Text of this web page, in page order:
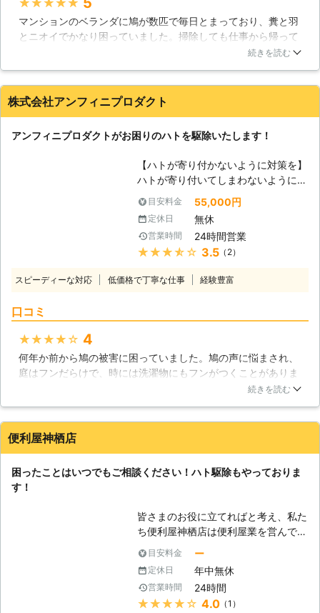
う声が特に多いのが、糞による害で
す。人がトイレで用を足すように、ハ
トは糞を同じ場所で排泄する習性があ
るので、一度されてしまうとお掃除を
して綺麗にしても、何度も繰り返して
糞をされてしまうのです。ハトの糞は
で有害な物質を含んでいることがある
ため、お掃除をするときは十分に注意
をしなければなりません。またハトは
騒音を出すことがあり、バタバタとい
う羽ばたき音や昼夜問わず発生する鳴
き声が皆さんの安眠を脅かすのです。
このようなさまざまなハトによる害が
発生したときは、ハト駆除を行なうよ
うにしましょう。当社では経験を活か
マンションのベランダに鳩が数匹で毎日とまっており、糞と羽
とニオイでかなり困っていました。掃除しても仕事から帰って
くるとまた糞と羽が散乱していて、洗濯物も干せないし、換気
しました。電話で状況を説明していたので、来ていただいてか
らの作業はとても早くて、あっという間に鳩対策をしてくれま
しています。
2016年12月11日
続きを読む
株式会社アンフィニプロダクト
アンフィニプロダクトがお困りのハトを駆除いたします！
【ハトが寄り付かないように対策を】
ハトが寄り付いてしまわないように出
来る対策としては、ベランダの手すり
などにハト避けマットを設置したり防
護ネットを設置すると良いでしょう。
ハトによる被害を減らすためにはこう
いった対策が重要になってくるので
を作られてしまったら自分たちではど
もしお困りのことがあればお電話くだ
さい。 【ハトの糞】 たかがハトの糞
と甘くみていませんか？一箇所や二箇
所程度だとすぐに洗えば済むことかも
しれませんが、100匹程のハトの糞と
含まれており、糞が金属部分に落ちる
とその酸のせいで金属が錆びてしまう
には大量の病原菌が潜んでおり糞にも
大量の病原菌が潜んでいます。その糞
が乾き、風によって舞い人の口の中に
入ってしまうと感染して恐ろしい病気
になってしまうこともあるのです。も
し、お家のベランダでハトの糞を見つ
けたらすぐに掃除するようにしましょ
目安料金 55,000円
定休日 無休
営業時間 24時間営業
★★★★★ 3.5（2）
スピーディーな対応 低価格で丁寧な仕事 経験豊富
口コミ
★★★★★ 4
何年か前から鳩の被害に困っていました。鳩の声に悩まされ、
庭はフンだらけで、時には洗濯物にもフンがつくことがありま
した。このままではなにか病気に感染してしまう危険もあると
です。そのため、声も聞こえなくなり、フンの被害もなくなり
ました。そして、フンの掃除をきっちりしてもらうことができ
茨城県
続きを読む
便利屋神栖店
困ったことはいつでもご相談ください！ハト駆除もやっておりま
す！
皆さまのお役に立てればと考え、私た
ち便利屋神栖店は便利屋業を営んでお
ります。皆さまの何か困りごとやトラ
ブルなどがありましたら、お気軽に当
店にご相談ください。地元の便利屋で
すので、こういった気軽さをモットー
としております。気軽にご依頼をして
目安料金 ー
定休日 年中無休
営業時間 24時間
★★★★★ 4.0（1）